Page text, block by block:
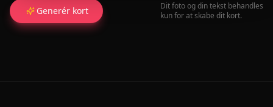
Generér kort
Dit foto og din tekst behandles
kun for at skabe dit kort.